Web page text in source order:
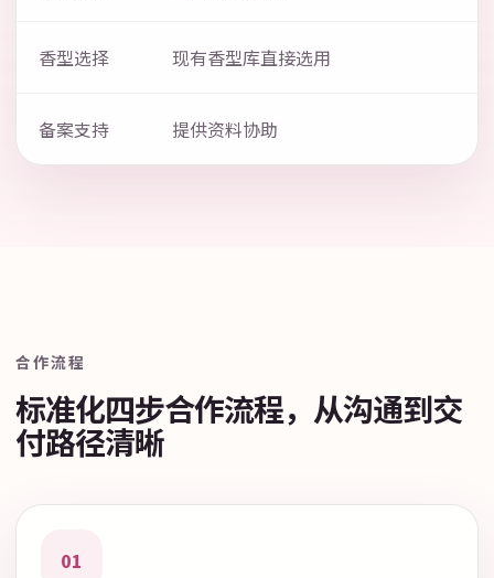
香型选择 现有香型库直接选用
备案支持 提供资料协助
合作流程
标准化四步合作流程，从沟通到交
付路径清晰
01